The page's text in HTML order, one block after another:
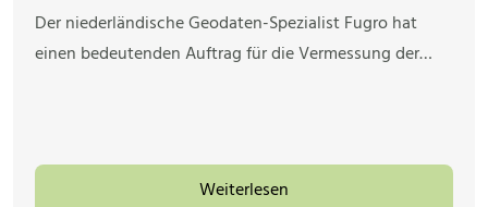
Der niederländische Geodaten-Spezialist Fugro hat
einen bedeutenden Auftrag für die Vermessung der…
Weiterlesen